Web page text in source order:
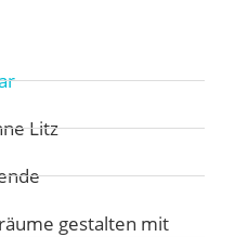
Litz
gestalten mit